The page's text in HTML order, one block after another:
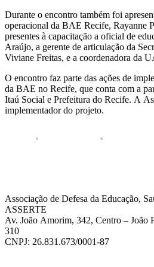
Durante o encontro também foi
operacional da BAE Recife, Rayanne
presentes à capacitação a oficial de
Araújo, a gerente de articulação da
Viviane Freitas, e a coordenadora da
O encontro faz parte das ações de
da BAE no Recife, que conta com a
Itaú Social e Prefeitura do Recife. A
implementador do projeto.
Associação de Defesa da Educação,
ASSERTE
Av. João Amorim, 342, Centro – João
310
CNPJ: 26.831.673/0001-87